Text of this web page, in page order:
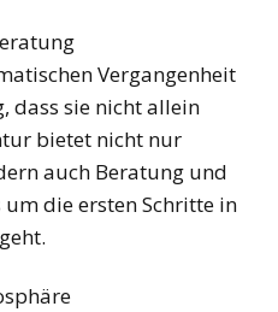
Vergangenheit
dass sie nicht allein
bietet nicht nur
auch Beratung und
die ersten Schritte in